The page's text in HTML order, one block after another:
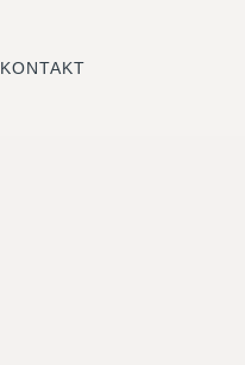
KONTAKT